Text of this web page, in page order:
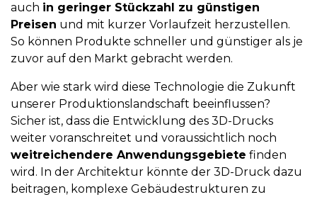
auch in geringer Stückzahl zu günstigen
Preisen und mit kurzer Vorlaufzeit herzustellen.
So können Produkte schneller und günstiger als je
zuvor auf den Markt gebracht werden.
Aber wie stark wird diese Technologie die Zukunft
unserer Produktionslandschaft beeinflussen?
Sicher ist, dass die Entwicklung des 3D-Drucks
weiter voranschreitet und voraussichtlich noch
weitreichendere Anwendungsgebiete finden
wird. In der Architektur könnte der 3D-Druck dazu
beitragen, komplexe Gebäudestrukturen zu